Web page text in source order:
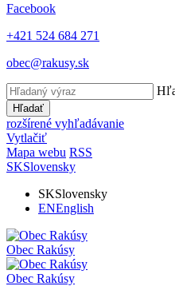
Facebook
+421 524 684 271
obec@rakusy.sk
Hľadať
rozšírené vyhľadávanie
Vytlačiť
Mapa webu RSS
SKSlovensky
SKSlovensky
ENEnglish
Obec Rakúsy
Obec Rakúsy